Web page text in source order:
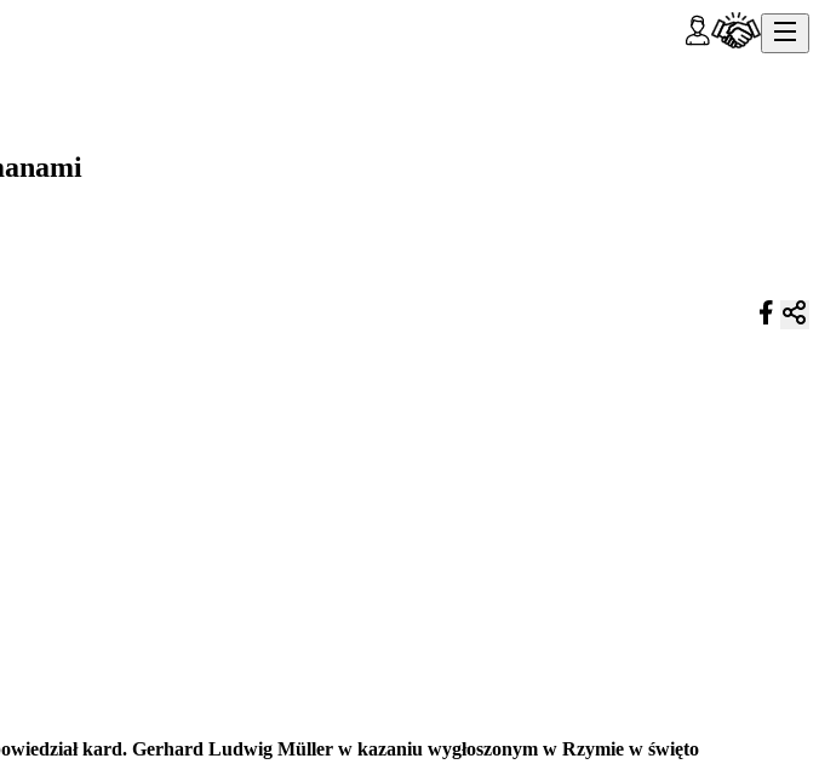
kard. Gerhard Ludwig Müller w kazaniu wygłoszonym w Rzymie w święto